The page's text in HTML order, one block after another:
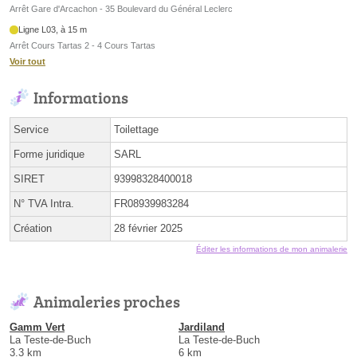
Arrêt Gare d'Arcachon - 35 Boulevard du Général Leclerc
Ligne L03, à 15 m
Arrêt Cours Tartas 2 - 4 Cours Tartas
Voir tout
Informations
Service Toilettage
Forme juridique SARL
SIRET 93998328400018
N° TVA Intra. FR08939983284
Création 28 février 2025
Éditer les informations de mon animalerie
Animaleries proches
Gamm Vert
La Teste-de-Buch
3.3 km
Jardiland
La Teste-de-Buch
6 km